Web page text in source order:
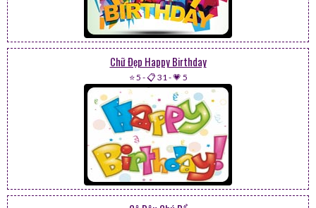
Chữ Đẹp Happy Birthday
⭐ 5 -📋 31-💗 5